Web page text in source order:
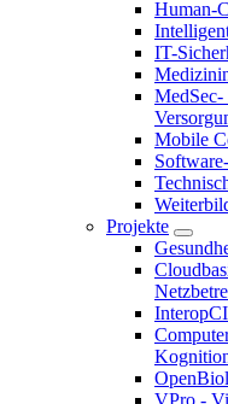
Human-
IT-
MedSec-
Mobile
Projekte
VPro -